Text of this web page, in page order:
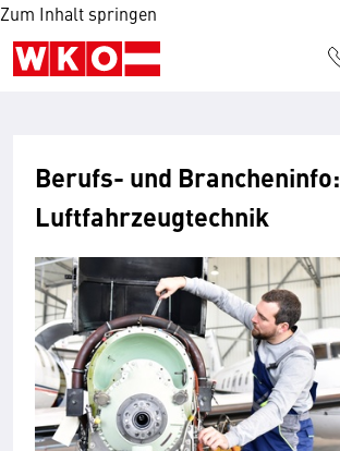
Zum Inhalt springen
Berufs- und Brancheninfo:
Luftfahrzeugtechnik